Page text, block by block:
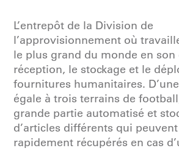
L’entrepôt de la Division de
l’approvisionnement où
le plus grand du monde en son
réception, le stockage et le
fournitures humanitaires.
égale à trois terrains de
grande partie automatisé et
d’articles différents qui
rapidement récupérés en cas